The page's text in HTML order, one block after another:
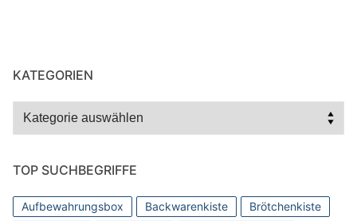
KATEGORIEN
Kategorien
TOP SUCHBEGRIFFE
Aufbewahrungsbox Backwarenkiste
Brötchenkiste